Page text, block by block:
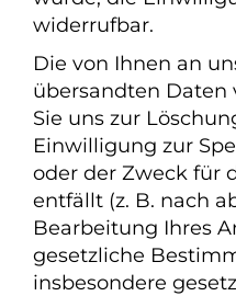
widerrufbar.
Die von Ihnen an
übersandten Daten
Sie uns zur
Einwilligung zur
oder der Zweck für
entfällt (z. B. nach
Bearbeitung Ihres
gesetzliche
insbesondere